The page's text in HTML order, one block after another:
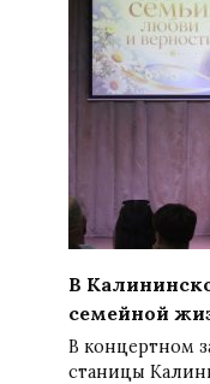
В
семейной
В концертном
станицы